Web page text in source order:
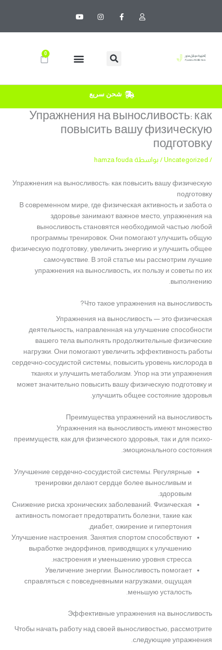
s
r
a
e
n
t
o
t
0
Cart
شحن سريع
Упражнения на выносливость: как
повысить вашу физическую
подготовку
/
Uncategorized / بواسطة hamza fouda
Упражнения на выносливость: как повысить вашу физическую
подготовку
В современном мире, где физическая активность и забота о
здоровье занимают важное место, упражнения на
выносливость становятся необходимой частью любой
программы тренировок. Они помогают улучшить общую
физическую подготовку, увеличить энергию и улучшить общее
самочувствие. В этой статье мы рассмотрим лучшие
упражнения на выносливость, их пользу и советы по их
выполнению.
Что такое упражнения на выносливость?
Упражнения на выносливость — это физическая
деятельность, направленная на улучшение способности
вашего тела выполнять продолжительные физические
нагрузки. Они помогают увеличить эффективность работы
сердечно-сосудистой системы, повысить уровень кислорода в
тканях и улучшить метаболизм. Упор на эти упражнения
может значительно повысить вашу физическую подготовку и
улучшить общее состояние здоровья.
Преимущества упражнений на выносливость
Упражнения на выносливость имеют множество
преимуществ, как для физического здоровья, так и для психо-
эмоционального состояния.
Улучшение сердечно-сосудистой системы. Регулярные
тренировки делают сердце более выносливым и
здоровым.
Снижение риска хронических заболеваний. Физическая
активность помогает предотвратить болезни, такие как
диабет, ожирение и гипертония.
Улучшение настроения. Занятия спортом способствуют
выработке эндорфинов, приводящих к улучшению
настроения и уменьшению уровня стресса.
Увеличение энергии. Выносливость помогает
справляться с повседневными нагрузками, ощущая
меньшую усталость.
Эффективные упражнения на выносливость
Чтобы начать работу над своей выносливостью, рассмотрите
следующие упражнения.